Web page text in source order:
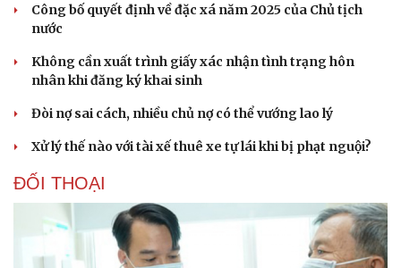
Văn hóa
Sân khấu - Điện ảnh
Văn học
Âm nhạc
Di sản
Thời trang
Công bố quyết định về đặc xá năm 2025 của Chủ tịch
nước
Không cần xuất trình giấy xác nhận tình trạng hôn
nhân khi đăng ký khai sinh
Đòi nợ sai cách, nhiều chủ nợ có thể vướng lao lý
Xử lý thế nào với tài xế thuê xe tự lái khi bị phạt nguội?
ĐỐI THOẠI